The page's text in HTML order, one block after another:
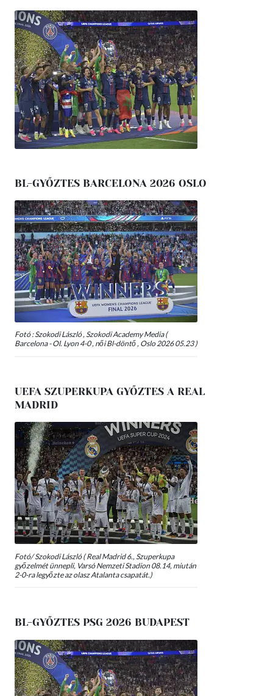
BL-GYŐZTES BARCELONA 2026 OSLO
Fotó : Szokodi László , Szokodi Academy Media (
Barcelona - Ol. Lyon 4-0 , női Bl-döntő , Oslo 2026 05.23 )
UEFA SZUPERKUPA GYŐZTES A REAL
MADRID
Fotó/ Szokodi László ( Real Madrid 6., Szuperkupa
győzelmét ünnepli, Varsó Nemzeti Stadion 08.14, miután
2-0-ra legyőzte az olasz Atalanta csapatát.)
BL-GYŐZTES PSG 2026 BUDAPEST